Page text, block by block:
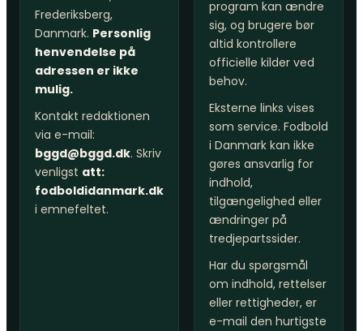
Frederiksberg,
Danmark. Personlig
henvendelse på
adressen er ikke
mulig.
Kontakt redaktionen
via e-mail:
bggd@bggd.dk. Skriv
venligst att:
fodboldidanmark.dk
i emnefeltet.
program kan ændre
sig, og brugere bør
altid kontrollere
officielle kilder ved
behov.
Eksterne links vises
som service. Fodbold
i Danmark kan ikke
gøres ansvarlig for
indhold,
tilgængelighed eller
ændringer på
tredjepartssider.
Har du spørgsmål
om indhold, rettelser
eller rettigheder, er
e-mail den hurtigste